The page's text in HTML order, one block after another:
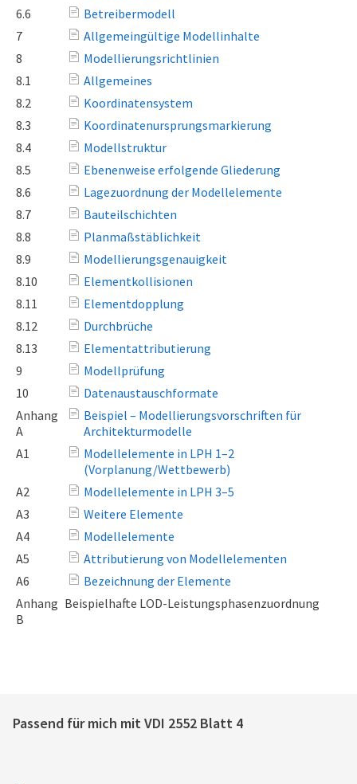
6.6
Betreibermodell
7
Allgemeingültige Modellinhalte
8
Modellierungsrichtlinien
8.1
Allgemeines
8.2
Koordinatensystem
8.3
Koordinatenursprungsmarkierung
8.4
Modellstruktur
8.5
Ebenenweise erfolgende Gliederung
8.6
Lagezuordnung der Modellelemente
8.7
Bauteilschichten
8.8
Planmaßstäblichkeit
8.9
Modellierungsgenauigkeit
8.10
Elementkollisionen
8.11
Elementdopplung
8.12
Durchbrüche
8.13
Elementattributierung
9
Modellprüfung
10
Datenaustauschformate
Anhang
A
Beispiel – Modellierungsvorschriften für
Architekturmodelle
A1
Modellelemente in LPH 1–2
(Vorplanung/Wettbewerb)
A2
Modellelemente in LPH 3–5
A3
Weitere Elemente
A4
Modellelemente
A5
Attributierung von Modellelementen
A6
Bezeichnung der Elemente
Anhang
B
Beispielhafte LOD-Leistungsphasenzuordnung
Passend für mich mitVDI 2552 Blatt 4